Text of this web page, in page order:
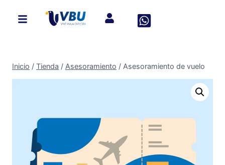
Inicio / Tienda / Asesoramiento / Asesoramiento de vuelo